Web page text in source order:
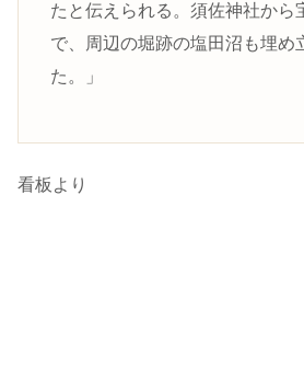
たと伝えられる。須佐神社から
で、周辺の堀跡の塩田沼も埋め
た。」
看板より